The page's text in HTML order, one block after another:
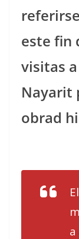
este fin
visitas
Nayarit
obrad